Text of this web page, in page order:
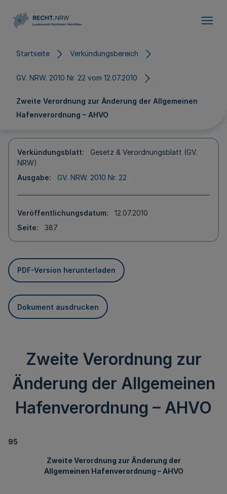
Startseite Verkündungsbereich
GV. NRW. 2010 Nr. 22 vom 12.07.2010
Zweite Verordnung zur Änderung der Allgemeinen
Hafenverordnung – AHVO
Verkündungsblatt
Gesetz & Verordnungsblatt (GV.
NRW)
Ausgabe
GV. NRW. 2010 Nr. 22
Veröffentlichungsdatum
12.07.2010
Seite
387
PDF-Version herunterladen
Dokument ausdrucken
Zweite Verordnung zur
Änderung der Allgemeinen
Hafenverordnung – AHVO
95
Zweite Verordnung zur Änderung der
Allgemeinen Hafenverordnung – AHVO